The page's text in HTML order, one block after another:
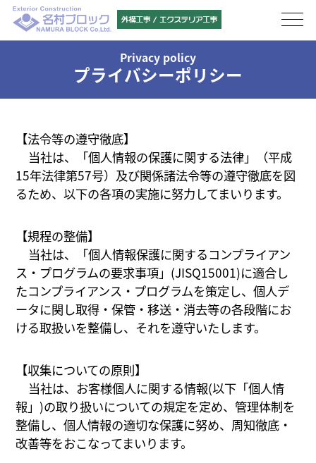
Privacy policy
プライバシーポリシー
【法令等の遵守徹底】
当社は、「個人情報の保護に関する法律」（平成
15年法律第57号）及び関係諸法令等の遵守徹底を図
るため、以下の各項の実施に努力してまいります。
【規程の整備】
当社は、「個人情報保護に関するコンプライアン
ス・プログラムの要求事項」(JISQ15001)に適合し
たコンプライアンス・プログラムを策定し、個人デ
ータに関し取得・保管・移送・消去等の各段階にお
ける取扱いを整備し、それを遵守いたします。
【収集についての原則】
当社は、お客様個人に関する情報(以下「個人情
報」)の取り扱いについての規定を定め、管理体制を
整備し、個人情報の適切な保護に努め、周知徹底・
改善等をおこなってまいります。